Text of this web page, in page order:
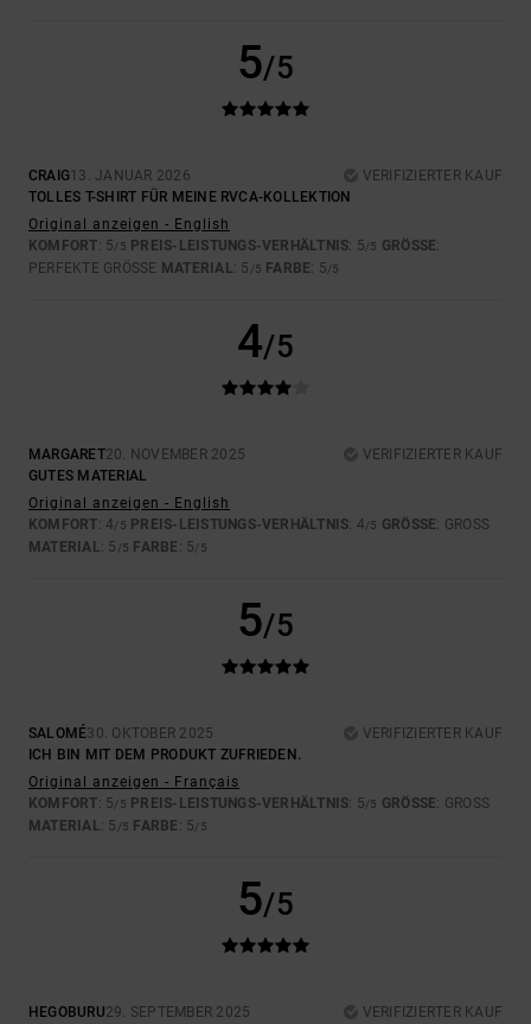
5/5
CRAIG13. JANUAR 2026
VERIFIZIERTER KAUF
TOLLES T-SHIRT FÜR MEINE RVCA-KOLLEKTION
Original anzeigen - English
KOMFORT: 5/5 PREIS-LEISTUNGS-VERHÄLTNIS: 5/5 GRÖSSE :
PERFEKTE GRÖSSE MATERIAL: 5 /5 FARBE: 5/5
4/5
MARGARET20. NOVEMBER 2025
VERIFIZIERTER KAUF
GUTES MATERIAL
Original anzeigen - English
KOMFORT: 4/5 PREIS-LEISTUNGS-VERHÄLTNIS: 4/5 GRÖSSE : GROSS
MATERIAL: 5 /5 FARBE : 5/5
5/5
SALOMÉ30. OKTOBER 2025
VERIFIZIERTER KAUF
ICH BIN MIT DEM PRODUKT ZUFRIEDEN.
Original anzeigen - Français
KOMFORT: 5/5 PREIS-LEISTUNGS-VERHÄLTNIS: 5/5 GRÖSSE : GROSS
MATERIAL: 5 /5 FARBE : 5/5
5/5
HEGOBURU29. SEPTEMBER 2025
VERIFIZIERTER KAUF